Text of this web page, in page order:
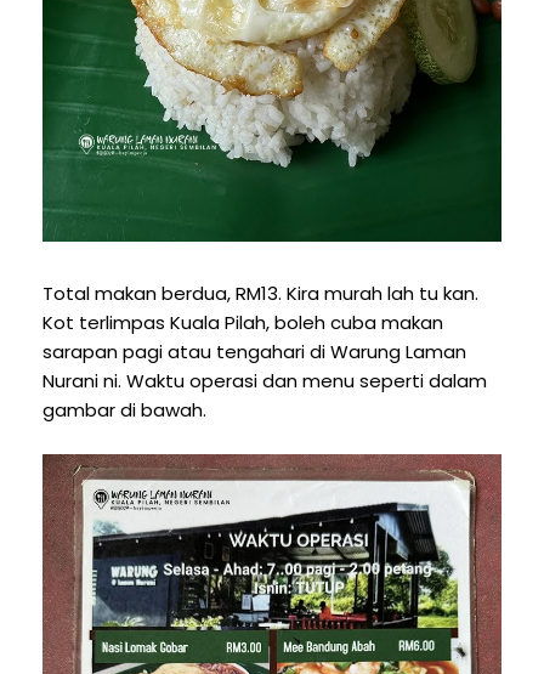
Total makan berdua, RM13. Kira murah lah tu kan.
Kot terlimpas Kuala Pilah, boleh cuba makan
sarapan pagi atau tengahari di Warung Laman
Nurani ni. Waktu operasi dan menu seperti dalam
gambar di bawah.